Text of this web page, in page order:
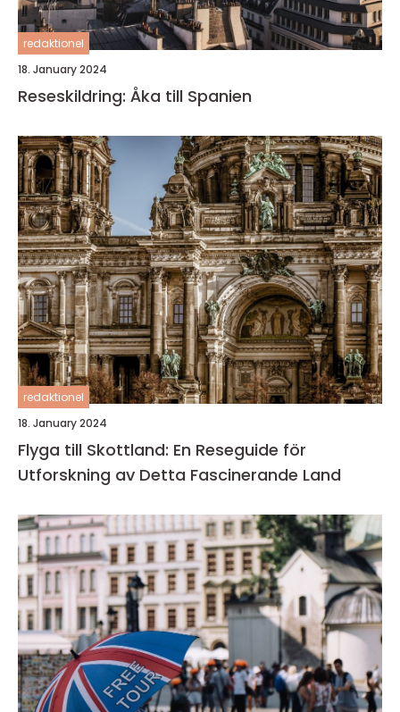
redaktionel
18. January 2024
Reseskildring: Åka till Spanien
redaktionel
18. January 2024
Flyga till Skottland: En Reseguide för
Utforskning av Detta Fascinerande Land